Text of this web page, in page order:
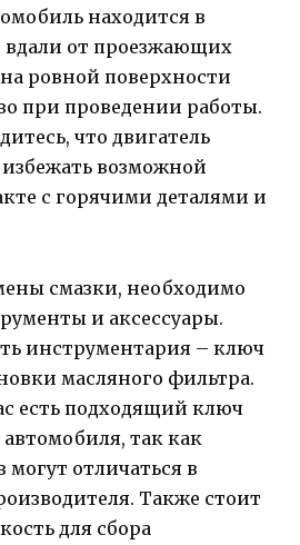
находится в
вдали от проезжающих
ровной поверхности
при проведении работы.
что двигатель
возможной
с горячими деталями и
смазки, необходимо
и аксессуары.
инструментария – ключ
масляного фильтра.
есть подходящий ключ
так как
отличаться в
Также стоит
для сбора